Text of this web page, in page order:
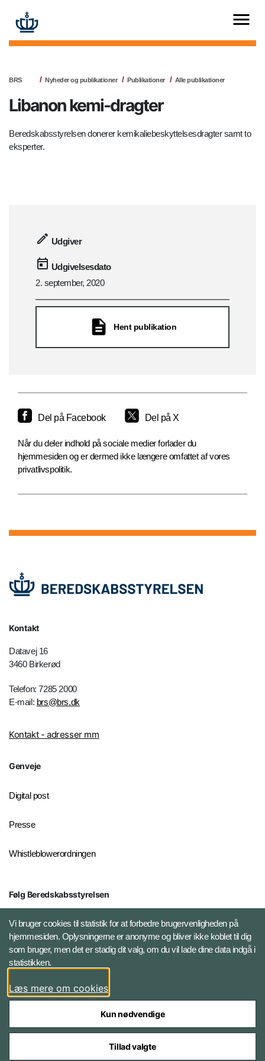
BRS Nyheder og publikationer Publikationer Alle publikationer
Libanon kemi-dragter
Beredskabsstyrelsen donerer kemikaliebeskyttelsesdragter samt to
eksperter.
Udgiver
Udgivelsesdato
2. september, 2020
Hent publikation
Del på Facebook Del på X
Når du deler indhold på sociale medier forlader du
hjemmesiden og er dermed ikke længere omfattet af vores
privatlivspolitik.
Kontakt
Datavej 16
3460 Birkerød
Telefon: 7285 2000
E-mail: brs@brs.dk
Kontakt - adresser mm
Genveje
Digital post
Presse
Whistleblowerordningen
Følg Beredskabsstyrelsen
X BRSdk
LinkedIn BRS-profil
Vi bruger cookies til statistik for at forbedre brugervenligheden på
hjemmesiden. Oplysningerne er anonyme og bliver ikke koblet til dig
som bruger, men det er stadig dit valg, om du vil lade dine data indgå i
statistikken.
Læs mere om cookies
Kun nødvendige
Tillad valgte